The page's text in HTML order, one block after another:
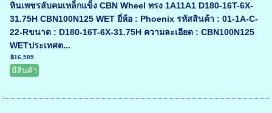
หินเพชรลับคมเหล็กแข็ง CBN Wheel ทรง 1A11A1 D180-16T-6X-
31.75H CBN100N125 WET ยี่ห้อ : Phoenix รหัสสินค้า : 01-1A-C-
22-Rขนาด : D180-16T-6X-31.75H ความละเอียด : CBN100N125
WETประเทศต...
฿16,585
มีสินค้า